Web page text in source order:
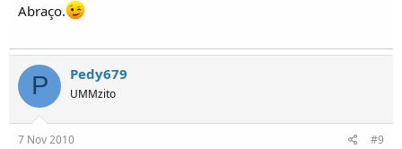
Abraço.
P Pedy679
UMMzito
7 Nov 2010 #9